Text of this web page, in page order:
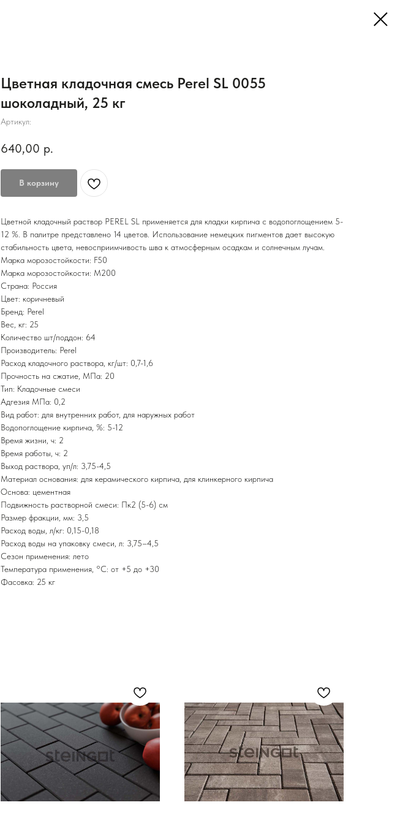
Цветная кладочная смесь Perel SL 0055
шоколадный, 25 кг
Артикул:
640,00 р.
В корзину
Цветной кладочный раствор PEREL SL применяется для кладки кирпича с водопоглощением 5-
12 %. В палитре представлено 14 цветов. Использование немецких пигментов дает высокую
стабильность цвета, невосприимчивость шва к атмосферным осадкам и солнечным лучам.
Марка морозостойкости: F50
Марка морозостойкости: М200
Страна: Россия
Цвет: коричневый
Бренд: Perel
Вес, кг: 25
Количество шт/поддон: 64
Производитель: Perel
Расход кладочного раствора, кг/шт: 0,7-1,6
Прочность на сжатие, МПа: 20
Тип: Кладочные смеси
Адгезия МПа: 0,2
Вид работ: для внутренних работ, для наружных работ
Водопоглощение кирпича, %: 5-12
Время жизни, ч: 2
Время работы, ч: 2
Выход раствора, уп/л: 3,75-4,5
Материал основания: для керамического кирпича, для клинкерного кирпича
Основа: цементная
Подвижность растворной смеси: Пк2 (5-6) см
Размер фракции, мм: 3,5
Расход воды, л/кг: 0,15-0,18
Расход воды на упаковку смеси, л: 3,75–4,5
Сезон применения: лето
Температура применения, °С: от +5 до +30
Фасовка: 25 кг